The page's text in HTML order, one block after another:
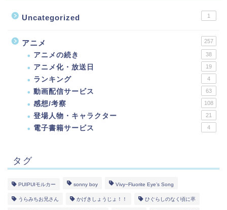
Uncategorized 1
アニメ 257
アニメの続き 38
アニメ化・放送日 19
ランキング 4
動画配信サービス 63
感想/考察 108
登場人物・キャラクター 21
電子書籍サービス 4
タグ
PUIPUIモルカー sonny boy Vivy−Fluorite Eye’s Song
うらみちお兄さん かげきしょうじょ！！ ひぐらしのなく頃に卒